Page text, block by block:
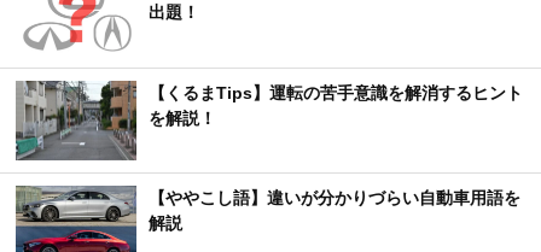
出題！
【くるまTips】運転の苦手意識を解消するヒント
を解説！
【ややこし語】違いが分かりづらい自動車用語を
解説